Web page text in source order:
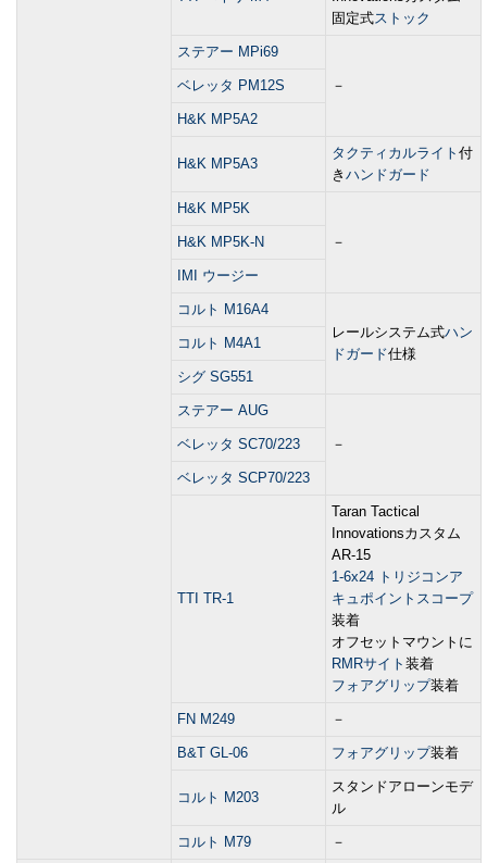
固定式ストック
ステアー MPi69
－
ベレッタ PM12S
H&K MP5A2
H&K MP5A3
タクティカルライト 付
き ハンドガード
H&K MP5K
－
H&K MP5K-N
IMI ウージー
コルト M16A4
レールシステム式ハン
ドガード仕様
コルト M4A1
シグ SG551
ステアー AUG
－
ベレッタ SC70/223
ベレッタ SCP70/223
TTI TR-1
Taran Tactical
Innovationsカスタム
AR-15
1-6x24 トリジコンア
キュポイントスコープ
装着
オフセットマウントに
RMRサイト 装着
フォアグリップ装着
FN M249 －
B&T GL-06 フォアグリップ装着
コルト M203
スタンドアローンモデ
ル
コルト M79 －